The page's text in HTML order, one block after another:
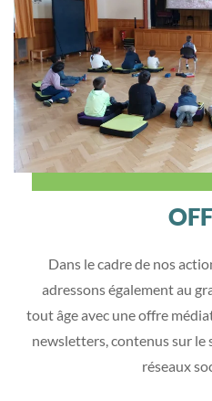
Dans le cadre de nos
adressons également au
tout âge avec une offre
newsletters, contenus sur
réseaux